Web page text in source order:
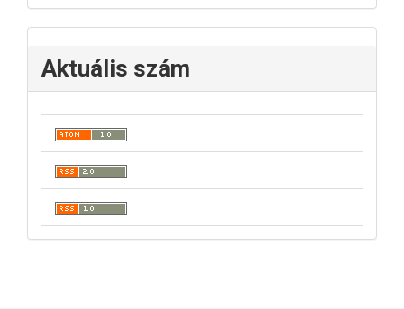
Aktuális szám